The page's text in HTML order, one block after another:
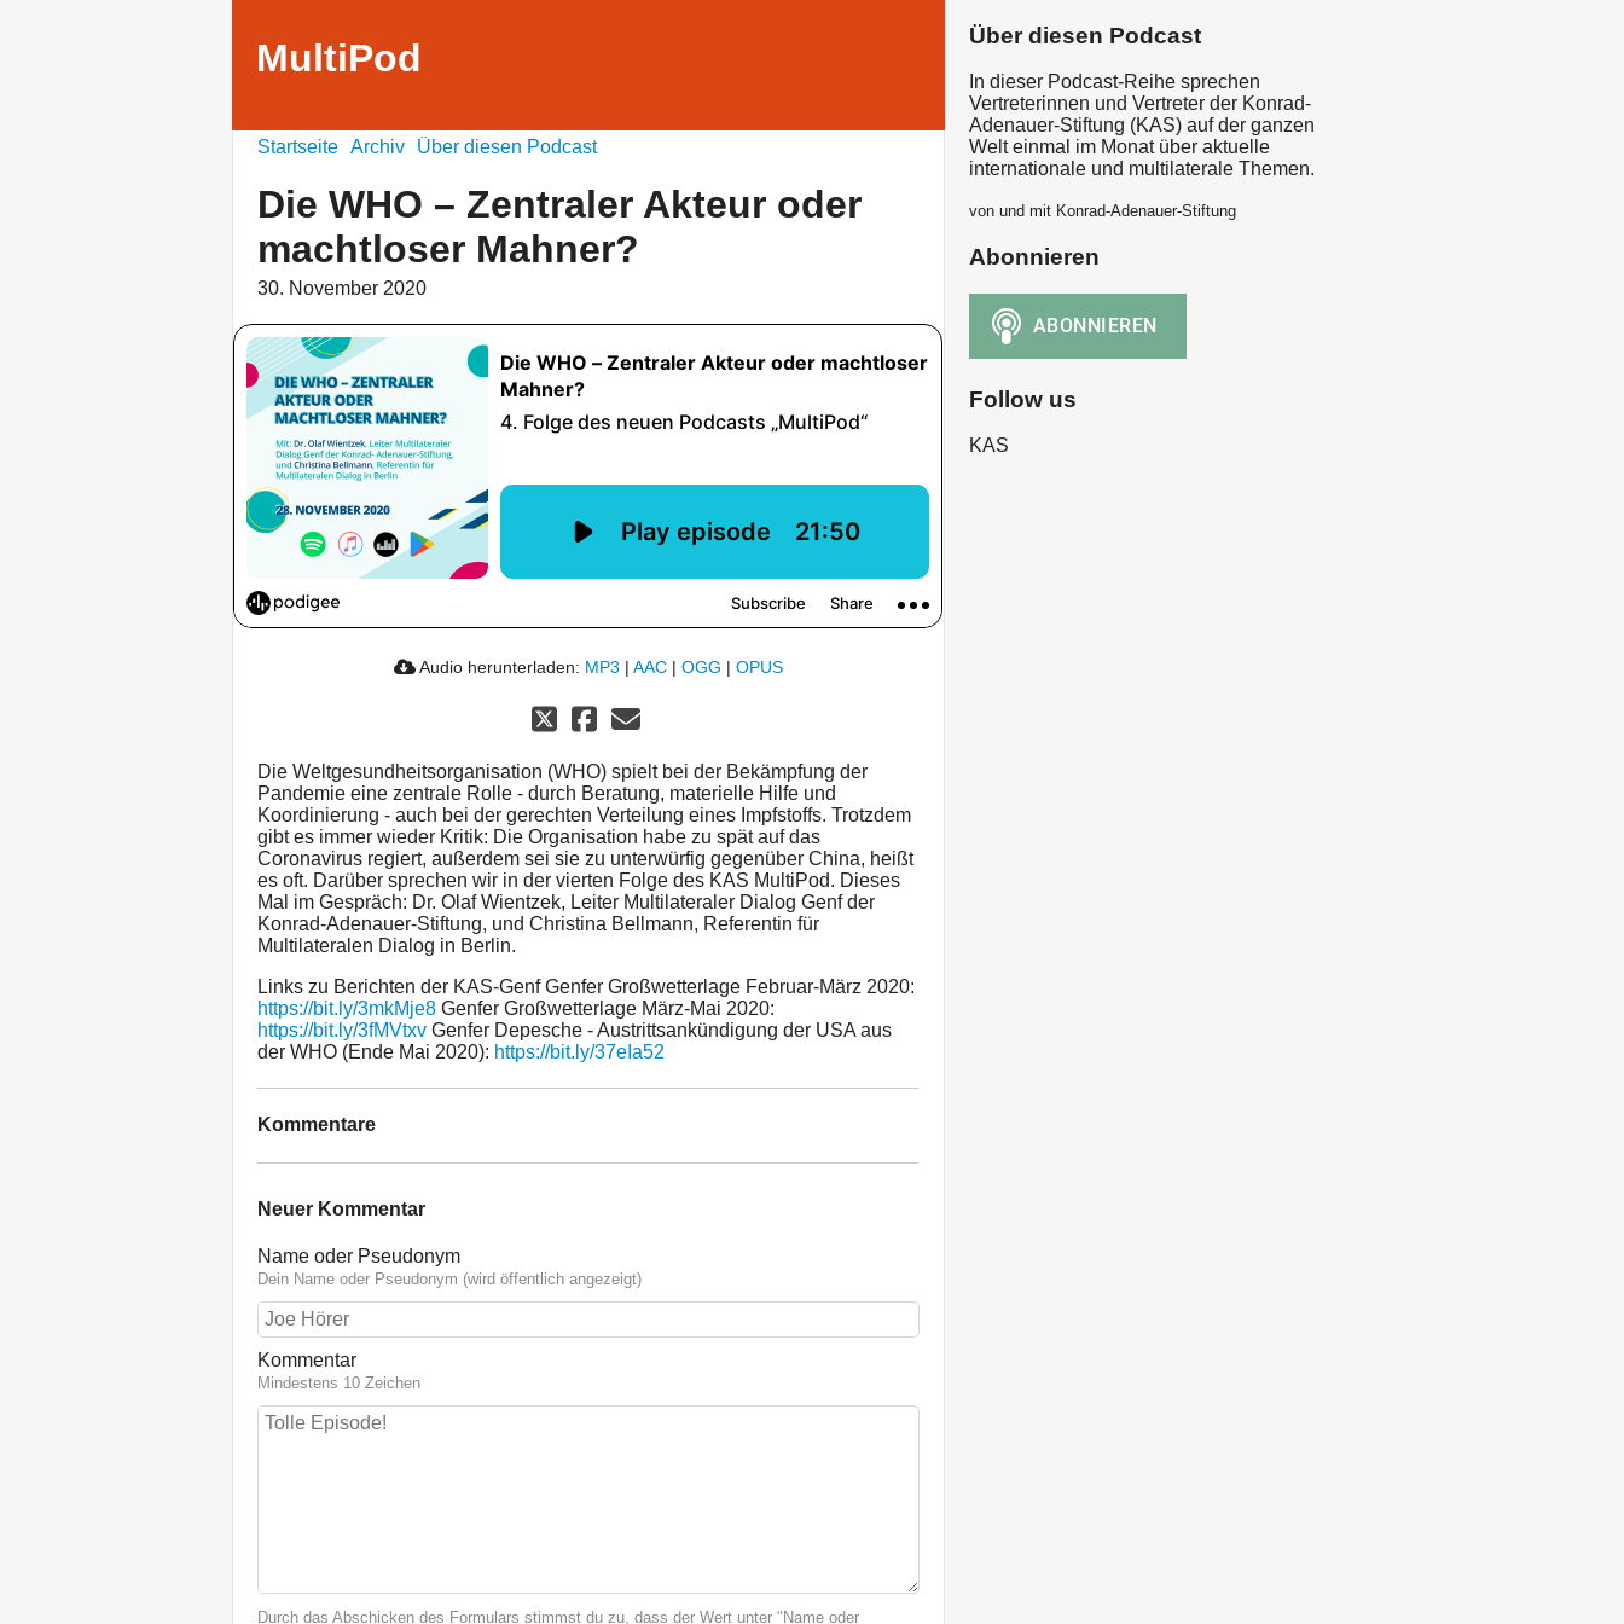
MultiPod
Startseite Archiv Über diesen Podcast
Die WHO – Zentraler Akteur oder
machtloser Mahner?
30. November 2020
Audio herunterladen: MP3 | AAC | OGG | OPUS
Die Weltgesundheitsorganisation (WHO) spielt bei der Bekämpfung der
Pandemie eine zentrale Rolle - durch Beratung, materielle Hilfe und
Koordinierung - auch bei der gerechten Verteilung eines Impfstoffs. Trotzdem
gibt es immer wieder Kritik: Die Organisation habe zu spät auf das
Coronavirus regiert, außerdem sei sie zu unterwürfig gegenüber China, heißt
es oft. Darüber sprechen wir in der vierten Folge des KAS MultiPod. Dieses
Mal im Gespräch: Dr. Olaf Wientzek, Leiter Multilateraler Dialog Genf der
Konrad-Adenauer-Stiftung, und Christina Bellmann, Referentin für
Multilateralen Dialog in Berlin.
Links zu Berichten der KAS-Genf Genfer Großwetterlage Februar-März 2020:
https://bit.ly/3mkMje8 Genfer Großwetterlage März-Mai 2020:
https://bit.ly/3fMVtxv Genfer Depesche - Austrittsankündigung der USA aus
der WHO (Ende Mai 2020): https://bit.ly/37eIa52
Kommentare
Neuer Kommentar
Name oder Pseudonym
Dein Name oder Pseudonym (wird öffentlich angezeigt)
Kommentar
Mindestens 10 Zeichen
Durch das Abschicken des Formulars stimmst du zu, dass der Wert unter "Name oder
Über diesen Podcast
In dieser Podcast-Reihe sprechen
Vertreterinnen und Vertreter der Konrad-
Adenauer-Stiftung (KAS) auf der ganzen
Welt einmal im Monat über aktuelle
internationale und multilaterale Themen.
von und mit Konrad-Adenauer-Stiftung
Abonnieren
Follow us
KAS